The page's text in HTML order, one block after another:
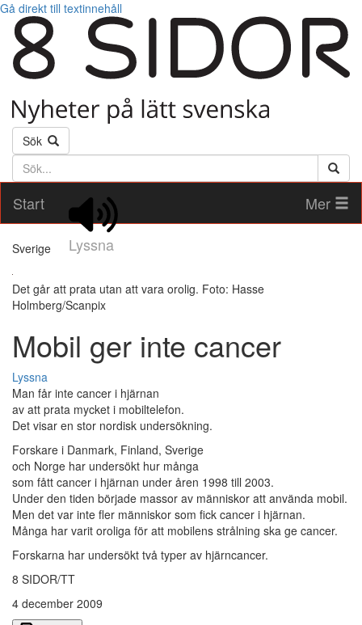
Gå direkt till textinnehåll
Sök
Söktext
Start
Lyssna
Mer
Sverige
Det går att prata utan att vara orolig. Foto: Hasse
Holmberg/Scanpix
Mobil ger inte cancer
Lyssna
Man får inte cancer i hjärnan
av att prata mycket i mobiltelefon.
Det visar en stor nordisk undersökning.
Forskare i Danmark, Finland, Sverige
och Norge har undersökt hur många
som fått cancer i hjärnan under åren 1998 till 2003.
Under den tiden började massor av människor att använda mobil.
Men det var inte fler människor som fick cancer i hjärnan.
Många har varit oroliga för att mobilens strålning ska ge cancer.
Forskarna har undersökt två typer av hjärncancer.
8 SIDOR/TT
4 december 2009